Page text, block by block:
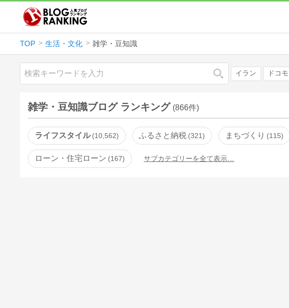
TOP 生活・文化 雑学・豆知識
検索 イラン ドコモ
雑学・豆知識ブログ ランキング (866件)
ライフスタイル 10,562 ふるさと納税 321 まちづくり 115
ローン・住宅ローン 167 サブカテゴリーを全て表示…